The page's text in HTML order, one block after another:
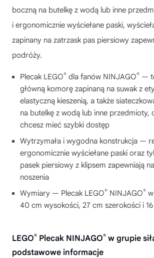
boczną na butelkę z wodą lub inne
i ergonomicznie wyściełane paski,
zapinany na zatrzask pas piersiowy
podróży.
Plecak LEGO® dla fanów NINJAGO® —
główną komorę zapinaną na suwak z
elastyczną kieszenią, a także
na butelkę z wodą lub inne przedmioty,
chcesz mieć szybki dostęp
Wytrzymała i wygodna konstrukcja —
ergonomicznie wyściełane paski oraz
pasek piersiowy z klipsem zapewniają
noszenia
Wymiary — Plecak LEGO® NINJAGO®
40 cm wysokości, 27 cm szerokości i
LEGO® Plecak NINJAGO® w grupie
podstawowe informacje